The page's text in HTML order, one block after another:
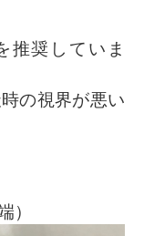
推奨していま
の視界が悪い
）